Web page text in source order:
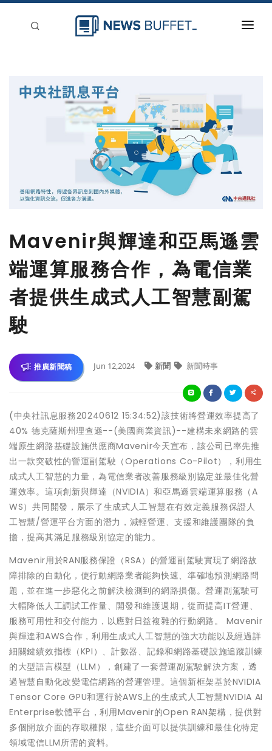
Mavenir與輝達和亞馬遜雲
端運算服務合作，為電信業
者提供生成式人工智慧副駕
駛
推廣新聞稿 Jun 12,2024 新聞 新聞時事
(中央社訊息服務20240612 15:34:52)該技術將營運效率提高了
40% 德克薩斯州理查遜--(美國商業資訊)--建構未來網路的雲
端原生網路基礎設施供應商Mavenir今天宣布，該公司已率先推
出一款突破性的營運副駕駛（Operations Co-Pilot），利用生
成式人工智慧的力量，為電信業者改善服務級別協定並最佳化營
運效率。這項創新與輝達（NVIDIA）和亞馬遜雲端運算服務（A
WS）共同開發，展示了生成式人工智慧在有效定義服務保證人
工智慧/營運平台方面的潛力，減輕營運、支援和維護團隊的負
擔，提高其滿足服務級別協定的能力。
Mavenir用於RAN服務保證（RSA）的營運副駕駛實現了網路故
障排除的自動化，使行動網路業者能夠快速、準確地預測網路問
題，並在進一步惡化之前解決檢測到的網路損傷。營運副駕駛可
大幅降低人工調試工作量、開發和維護週期，從而提高IT營運、
服務可用性和交付能力，以應對日益複雜的行動網路。 Mavenir
與輝達和AWS合作，利用生成式人工智慧的強大功能以及經過詳
細關鍵績效指標（KPI）、計數器、記錄和網路基礎設施追蹤訓練
的大型語言模型（LLM），創建了一套營運副駕駛解決方案，透
過智慧自動化改變電信網路的營運管理。這個新框架基於NVIDIA
Tensor Core GPU和運行於AWS上的生成式人工智慧NVIDIA AI
Enterprise軟體平台，利用Mavenir的Open RAN架構，提供對
多個開放介面的存取權限，這些介面可以提供訓練和最佳化特定
領域電信LLM所需的資料。